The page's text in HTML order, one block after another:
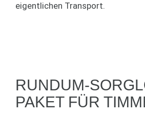
eigentlichen Transport.
RUNDUM-
PAKET FÜR